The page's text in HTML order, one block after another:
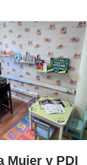
Mujer y PDI